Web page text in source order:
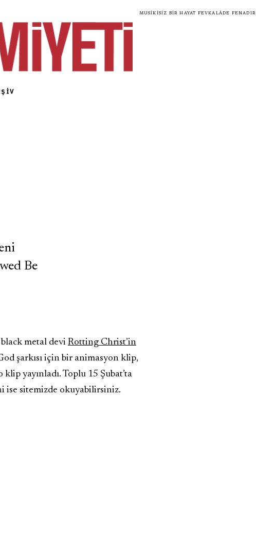
Musikisiz bir hayat fevkalâde fenadır
Be
metal devi Rotting Christ’in
şarkısı için bir animasyon klip,
yayınladı. Toplu 15 Şubat’ta
ise sitemizde okuyabilirsiniz.